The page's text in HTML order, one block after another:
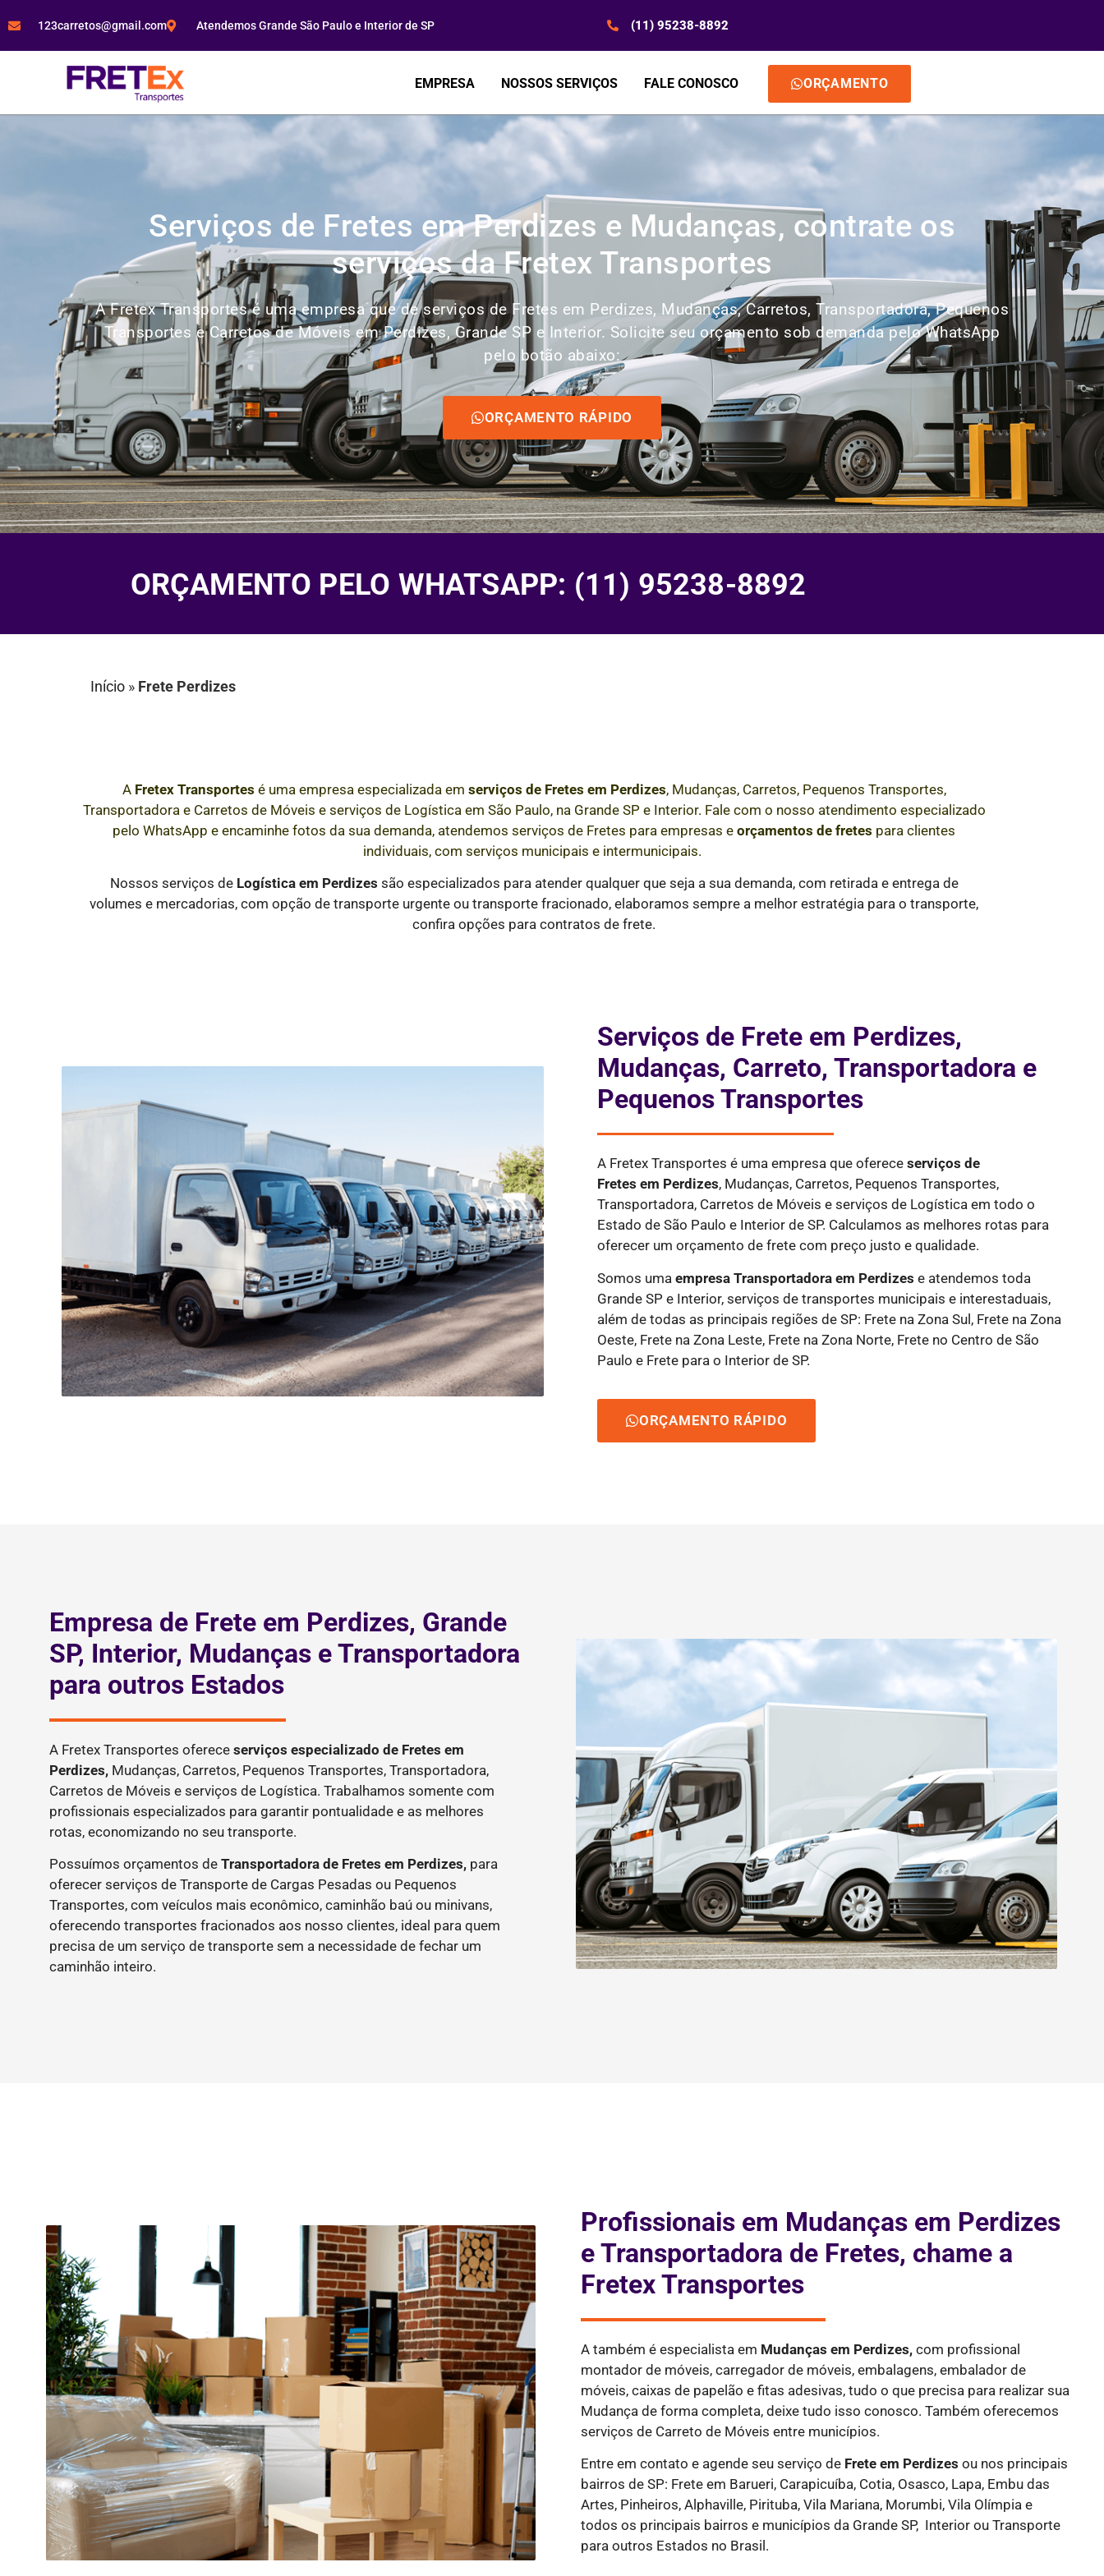
123carretos@gmail.com Atendemos Grande São Paulo e Interior de SP (11) 95238-8892
EMPRESA NOSSOS SERVIÇOS FALE CONOSCO ORÇAMENTO
Serviços de Fretes em Perdizes e Mudanças, contrate os
serviços da Fretex Transportes
A Fretex Transportes é uma empresa que de serviços de Fretes em Perdizes, Mudanças, Carretos, Transportadora, Pequenos
Transportes e Carretos de Móveis em Perdizes, Grande SP e Interior. Solicite seu orçamento sob demanda pelo WhatsApp
pelo botão abaixo:
ORÇAMENTO RÁPIDO
ORÇAMENTO PELO WHATSAPP: (11) 95238-8892
Início » Frete Perdizes
A Fretex Transportes é uma empresa especializada em serviços de Fretes em Perdizes, Mudanças, Carretos, Pequenos Transportes,
Transportadora e Carretos de Móveis e serviços de Logística em São Paulo, na Grande SP e Interior. Fale com o nosso atendimento especializado
pelo WhatsApp e encaminhe fotos da sua demanda, atendemos serviços de Fretes para empresas e orçamentos de fretes para clientes
individuais, com serviços municipais e intermunicipais.
Nossos serviços de Logística em Perdizes são especializados para atender qualquer que seja a sua demanda, com retirada e entrega de
volumes e mercadorias, com opção de transporte urgente ou transporte fracionado, elaboramos sempre a melhor estratégia para o transporte,
confira opções para contratos de frete.
Serviços de Frete em Perdizes,
Mudanças, Carreto, Transportadora e
Pequenos Transportes
A Fretex Transportes é uma empresa que ofereceserviços de
Fretesem Perdizes, Mudanças, Carretos, Pequenos Transportes,
Transportadora, Carretos de Móveis e serviços de Logística em todo o
Estado de São Paulo e Interior de SP. Calculamos as melhores rotas para
oferecer um orçamento de frete com preço justo e qualidade.
Somos umaempresa Transportadora em Perdizes e atendemos toda
Grande SP e Interior, serviços de transportes municipais e interestaduais,
além de todas as principais regiões de SP: Frete na Zona Sul, Frete na Zona
Oeste, Frete na Zona Leste, Frete na Zona Norte, Frete no Centro de São
Paulo e Frete para o Interior de SP.
ORÇAMENTO RÁPIDO
Empresa de Frete em Perdizes, Grande
SP, Interior, Mudanças e Transportadora
para outros Estados
A Fretex Transportes oferece serviços especializado de Fretes em
Perdizes, Mudanças, Carretos, Pequenos Transportes, Transportadora,
Carretos de Móveis e serviços de Logística. Trabalhamos somente com
profissionais especializados para garantir pontualidade e as melhores
rotas, economizando no seu transporte.
Possuímos orçamentos de Transportadora de Fretes em Perdizes, para
oferecer serviços de Transporte de Cargas Pesadas ou Pequenos
Transportes, com veículos mais econômico, caminhão baú ou minivans,
oferecendo transportes fracionados aos nosso clientes, ideal para quem
precisa de um serviço de transporte sem a necessidade de fechar um
caminhão inteiro.
Profissionais em Mudanças em Perdizes
e Transportadora de Fretes, chame a
Fretex Transportes
A também é especialista em Mudanças em Perdizes, com profissional
montador de móveis, carregador de móveis, embalagens, embalador de
móveis, caixas de papelão e fitas adesivas, tudo o que precisa para realizar sua
Mudança de forma completa, deixe tudo isso conosco. Também oferecemos
serviços de Carreto de Móveis entre municípios.
Entre em contato e agende seu serviço de Freteem Perdizes ou nos principais
bairros de SP: Frete em Barueri, Carapicuíba, Cotia, Osasco, Lapa, Embu das
Artes, Pinheiros, Alphaville, Pirituba, Vila Mariana, Morumbi, Vila Olímpia e
todos os principais bairros e municípios da Grande SP, Interior ou Transporte
para outros Estados no Brasil.